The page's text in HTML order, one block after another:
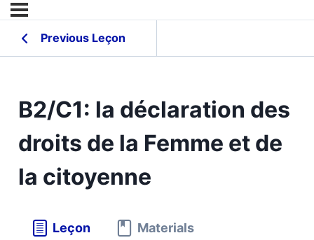
Previous Leçon
B2/C1: la déclaration des
droits de la Femme et de
la citoyenne
Leçon Materials